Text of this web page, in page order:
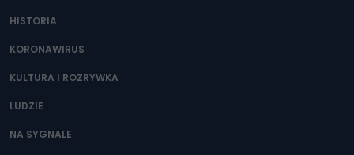
HISTORIA
KORONAWIRUS
KULTURA I ROZRYWKA
LUDZIE
NA SYGNALE